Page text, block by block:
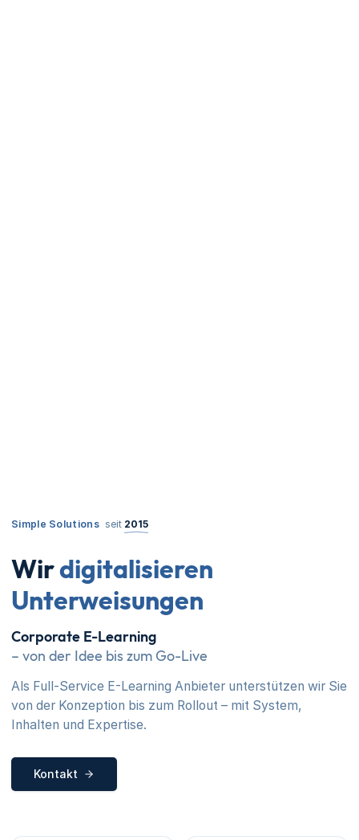
Simple Solutions seit 2015
Wirdigitalisieren
Unterweisungen
Corporate E-Learning
– von der Idee bis zum Go-Live
Als Full-Service E-Learning Anbieter unterstützen wir Sie
von der Konzeption bis zum Rollout – mit System,
Inhalten und Expertise.
Kontakt